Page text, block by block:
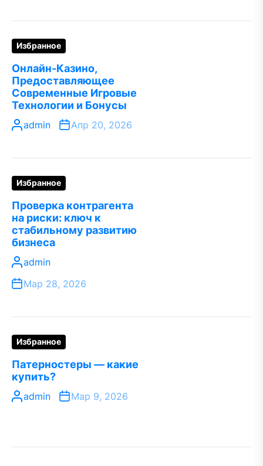
Избранное
Онлайн-Казино,
Предоставляющее
Современные Игровые
Технологии и Бонусы
admin Апр 20, 2026
Избранное
Проверка контрагента
на риски: ключ к
стабильному развитию
бизнеса
admin
Мар 28, 2026
Избранное
Патерностеры — какие
купить?
admin Мар 9, 2026